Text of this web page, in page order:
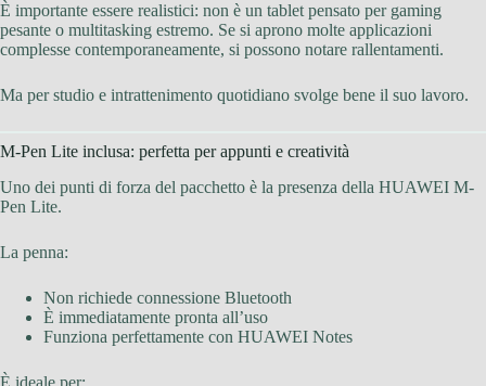
È importante essere realistici: non è un tablet pensato per gaming
pesante o multitasking estremo. Se si aprono molte applicazioni
complesse contemporaneamente, si possono notare rallentamenti.
Ma per studio e intrattenimento quotidiano svolge bene il suo lavoro.
M-Pen Lite inclusa: perfetta per appunti e creatività
Uno dei punti di forza del pacchetto è la presenza della HUAWEI M-
Pen Lite.
La penna:
Non richiede connessione Bluetooth
È immediatamente pronta all’uso
Funziona perfettamente con HUAWEI Notes
È ideale per: